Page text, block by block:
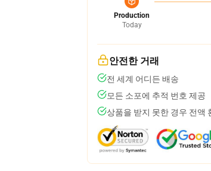
Production
Today
안전한 거래
전 세계 어디든 배송
모든 소포에 추적 번호 제공
상품을 받지 못한 경우 전액